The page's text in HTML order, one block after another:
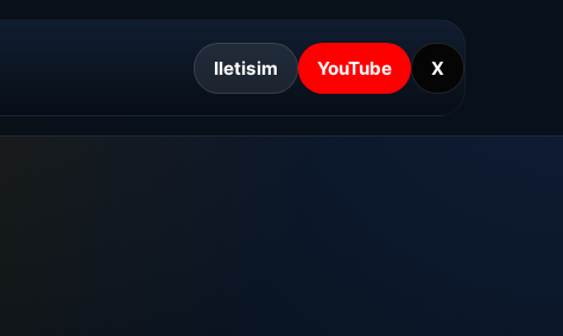
Iletisim YouTube X